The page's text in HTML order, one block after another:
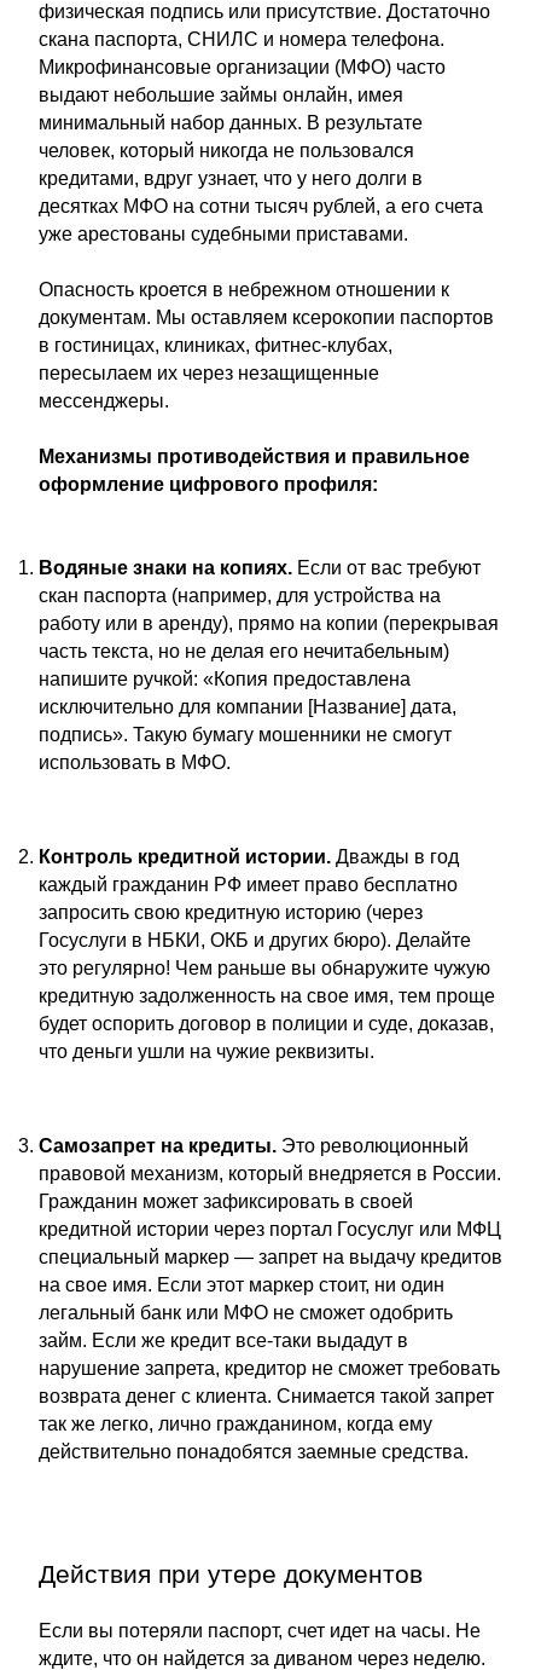
физическая подпись или присутствие. Достаточно
скана паспорта, СНИЛС и номера телефона.
Микрофинансовые организации (МФО) часто
выдают небольшие займы онлайн, имея
минимальный набор данных. В результате
человек, который никогда не пользовался
кредитами, вдруг узнает, что у него долги в
десятках МФО на сотни тысяч рублей, а его счета
уже арестованы судебными приставами.
Опасность кроется в небрежном отношении к
документам. Мы оставляем ксерокопии паспортов
в гостиницах, клиниках, фитнес-клубах,
пересылаем их через незащищенные
мессенджеры.
Механизмы противодействия и правильное
оформление цифрового профиля:
Водяные знаки на копиях. Если от вас требуют
скан паспорта (например, для устройства на
работу или в аренду), прямо на копии (перекрывая
часть текста, но не делая его нечитабельным)
напишите ручкой: «Копия предоставлена
исключительно для компании [Название] дата,
подпись». Такую бумагу мошенники не смогут
использовать в МФО.
Контроль кредитной истории. Дважды в год
каждый гражданин РФ имеет право бесплатно
запросить свою кредитную историю (через
Госуслуги в НБКИ, ОКБ и других бюро). Делайте
это регулярно! Чем раньше вы обнаружите чужую
кредитную задолженность на свое имя, тем проще
будет оспорить договор в полиции и суде, доказав,
что деньги ушли на чужие реквизиты.
Самозапрет на кредиты. Это революционный
правовой механизм, который внедряется в России.
Гражданин может зафиксировать в своей
кредитной истории через портал Госуслуг или МФЦ
специальный маркер — запрет на выдачу кредитов
на свое имя. Если этот маркер стоит, ни один
легальный банк или МФО не сможет одобрить
займ. Если же кредит все-таки выдадут в
нарушение запрета, кредитор не сможет требовать
возврата денег с клиента. Снимается такой запрет
так же легко, лично гражданином, когда ему
действительно понадобятся заемные средства.
Действия при утере документов
Если вы потеряли паспорт, счет идет на часы. Не
ждите, что он найдется за диваном через неделю.